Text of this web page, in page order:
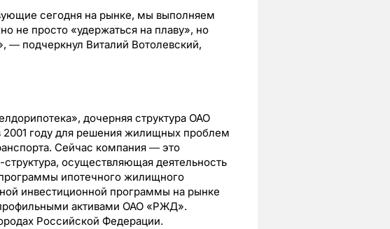
сегодня на рынке, мы выполняем
не просто «удержаться на плаву», но
― подчеркнул Виталий Вотолевский,
дочерняя структура ОАО
году для решения жилищных проблем
Сейчас компания ― это
осуществляющая деятельность
ипотечного жилищного
инвестиционной программы на рынке
активами ОАО «РЖД».
Российской Федерации.